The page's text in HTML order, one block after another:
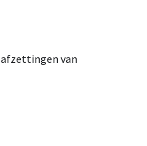
afzettingen van